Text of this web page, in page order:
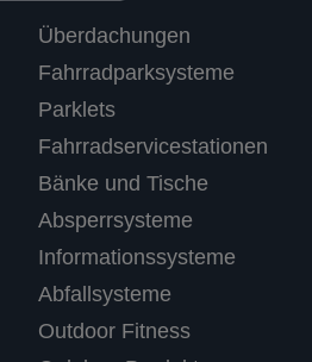
Überdachungen
Fahrradparksysteme
Parklets
Fahrradservicestationen
Bänke und Tische
Absperrsysteme
Informationssysteme
Abfallsysteme
Outdoor Fitness
Erfahren Sie